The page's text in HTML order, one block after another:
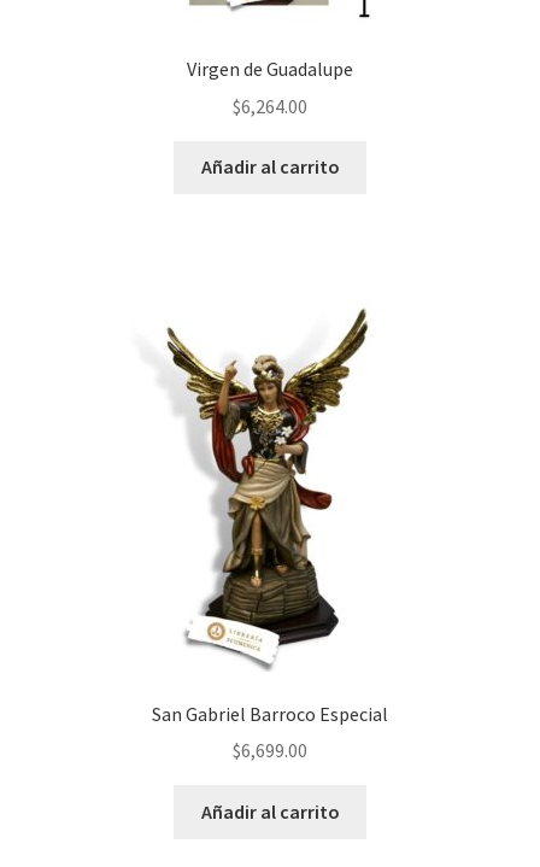
Virgen de Guadalupe
$6,264.00
Añadir al carrito
San Gabriel Barroco Especial
$6,699.00
Añadir al carrito